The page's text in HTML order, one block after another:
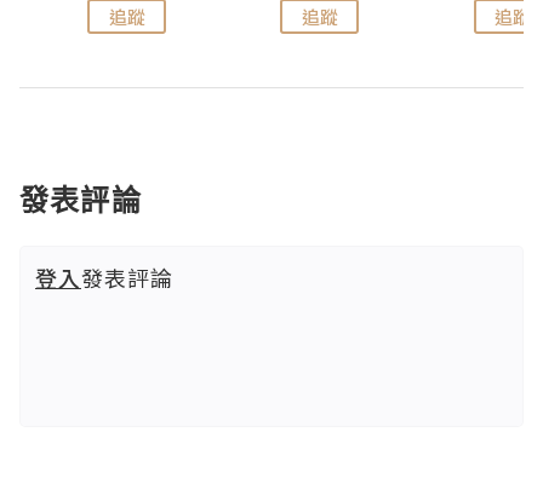
追蹤 追蹤 追蹤
發表評論
登入發表評論